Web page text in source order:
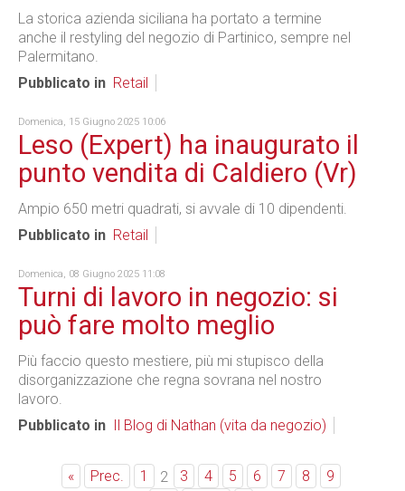
La storica azienda siciliana ha portato a termine
anche il restyling del negozio di Partinico, sempre nel
Palermitano.
Pubblicato in Retail
Domenica, 15 Giugno 2025 10:06
Leso (Expert) ha inaugurato il
punto vendita di Caldiero (Vr)
Ampio 650 metri quadrati, si avvale di 10 dipendenti.
Pubblicato in Retail
Domenica, 08 Giugno 2025 11:08
Turni di lavoro in negozio: si
può fare molto meglio
Più faccio questo mestiere, più mi stupisco della
disorganizzazione che regna sovrana nel nostro
lavoro.
Pubblicato in
Il Blog di Nathan (vita da negozio)
« Prec. 1 2 3 4 5 6 7 8
9